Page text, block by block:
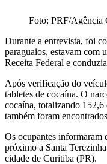
Foto: PRF/Agência
Durante a entrevista, foi
paraguaios, estavam com
Receita Federal e
Após verificação do
tabletes de cocaína. O
cocaína, totalizando 152,6
também foram
Os ocupantes informaram
próximo a Santa
cidade de Curitiba (PR).